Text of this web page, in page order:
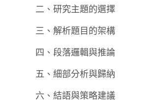
二、研究主題的選擇
三、解析題目的架構
四、段落邏輯與推論
五、細部分析與歸納
六、結語與策略建議